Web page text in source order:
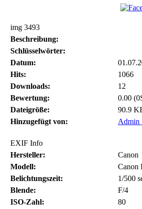
img 3493
Beschreibung:
Schlüsselwörter:
Datum:
Hits:
1066
Downloads:
12
Bewertung:
0.00
Dateigröße:
90.9
Hinzugefügt von:
EXIF Info
Hersteller:
Canon
Modell:
Canon
Belichtungszeit:
1/500
Blende:
F/4
ISO-Zahl:
80